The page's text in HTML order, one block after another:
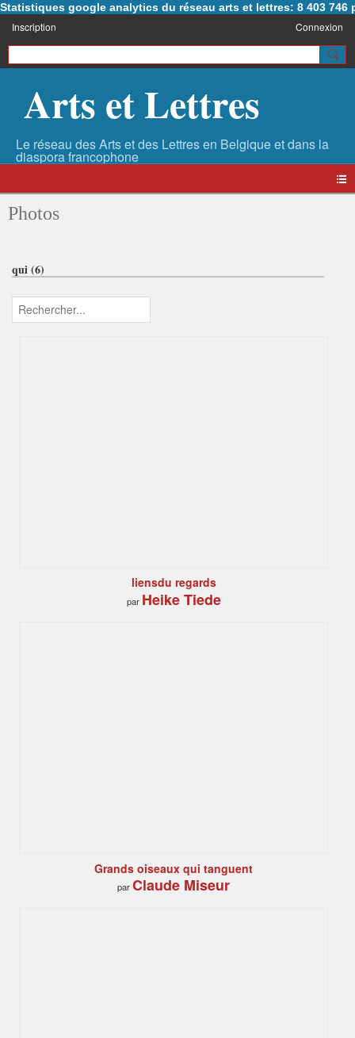
Statistiques google analytics du réseau arts et lettres: 8 403 746
Inscription Connexion
Arts et Lettres
Photos
qui (6)
liensdu regards
par Heike Tiede
Grands oiseaux qui tanguent
parClaude Miseur